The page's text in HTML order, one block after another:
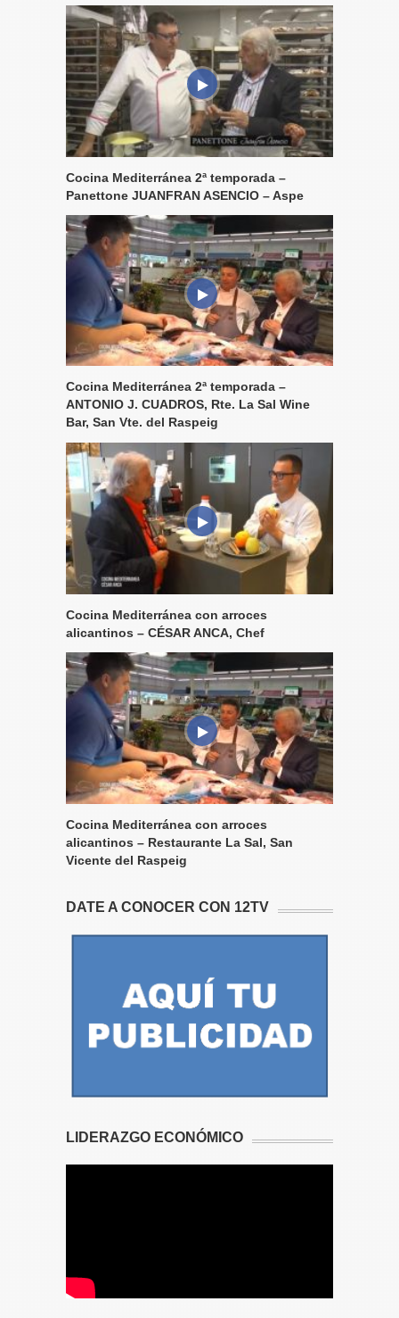
Cocina Mediterránea 2ª temporada –
Panettone JUANFRAN ASENCIO – Aspe
Cocina Mediterránea 2ª temporada –
ANTONIO J. CUADROS, Rte. La Sal Wine
Bar, San Vte. del Raspeig
Cocina Mediterránea con arroces
alicantinos – CÉSAR ANCA, Chef
Cocina Mediterránea con arroces
alicantinos – Restaurante La Sal, San
Vicente del Raspeig
DATE A CONOCER CON 12TV
LIDERAZGO ECONÓMICO